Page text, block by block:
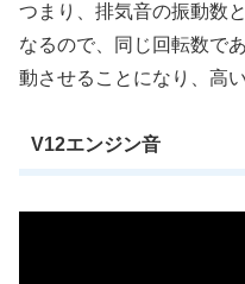
つまり、排気音の振動数
なるので、同じ回転数で
動させることになり、高
V12エンジン音